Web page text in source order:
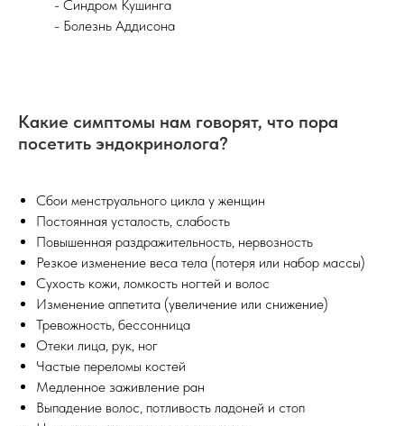
- Синдром Кушинга
- Болезнь Аддисона
Какие симптомы нам говорят, что пора
посетить эндокринолога?
Сбои менструального цикла у женщин
Постоянная усталость, слабость
Повышенная раздражительность, нервозность
Резкое изменение веса тела (потеря или набор массы)
Сухость кожи, ломкость ногтей и волос
Изменение аппетита (увеличение или снижение)
Тревожность, бессонница
Отеки лица, рук, ног
Частые переломы костей
Медленное заживление ран
Выпадение волос, потливость ладоней и стоп